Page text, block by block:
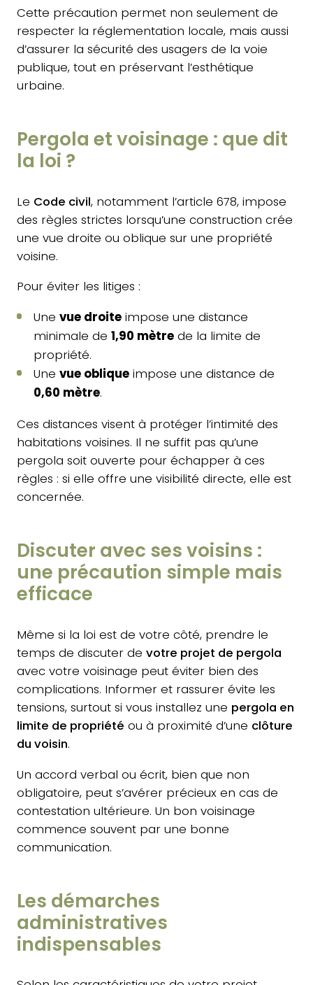
Cette précaution permet non seulement de
respecter la réglementation locale, mais aussi
d’assurer la sécurité des usagers de la voie
publique, tout en préservant l’esthétique
urbaine.
Pergola et voisinage : que dit
la loi ?
Le Code civil, notamment l’article 678, impose
des règles strictes lorsqu’une construction crée
une vue droite ou oblique sur une propriété
voisine.
Pour éviter les litiges :
Une vue droiteimpose une distance
minimale de 1,90 mètrede la limite de
propriété.
Une vue obliqueimpose une distance de
0,60 mètre.
Ces distances visent à protéger l’intimité des
habitations voisines. Il ne suffit pas qu’une
pergola soit ouverte pour échapper à ces
règles : si elle offre une visibilité directe, elle est
concernée.
Discuter avec ses voisins :
une précaution simple mais
efficace
Même si la loi est de votre côté, prendre le
temps de discuter de votre projet de pergola
avec votre voisinage peut éviter bien des
complications. Informer et rassurer évite les
tensions, surtout si vous installez une pergola en
limite de propriété ou à proximité d’une clôture
du voisin.
Un accord verbal ou écrit, bien que non
obligatoire, peut s’avérer précieux en cas de
contestation ultérieure. Un bon voisinage
commence souvent par une bonne
communication.
Les démarches
administratives
indispensables